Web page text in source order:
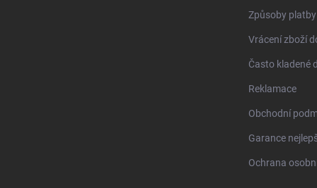
Způsoby platby
Vrácení zboží
Často kladené
Reklamace
Obchodní
Garance
Ochrana